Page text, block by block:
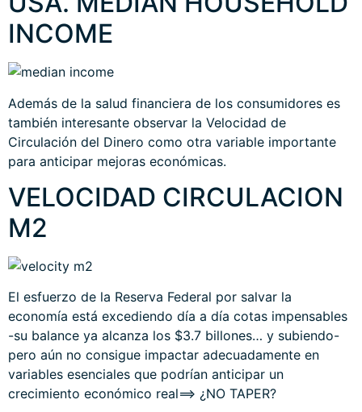
INCOME
Además de la salud financiera de los consumidores es
también interesante observar la Velocidad de
Circulación del Dinero como otra variable importante
para anticipar mejoras económicas.
VELOCIDAD CIRCULACION
M2
El esfuerzo de la Reserva Federal por salvar la
economía está excediendo día a día cotas impensables
-su balance ya alcanza los $3.7 billones… y subiendo-
pero aún no consigue impactar adecuadamente en
variables esenciales que podrían anticipar un
crecimiento económico real==> ¿NO TAPER?